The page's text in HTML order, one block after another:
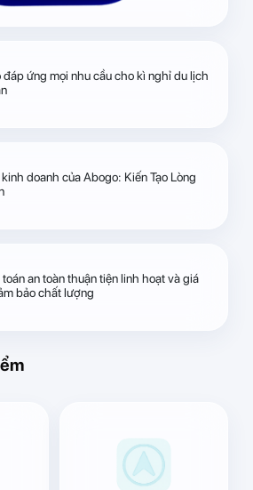
đáp ứng mọi nhu cầu cho kì nghỉ du lịch
kinh doanh của Abogo: Kiến Tạo Lòng
an toàn thuận tiện linh hoạt và giá
bảo chất lượng